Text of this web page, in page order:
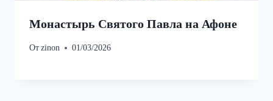
Монастырь Святого Павла на Афоне
Отzinon 01/03/2026